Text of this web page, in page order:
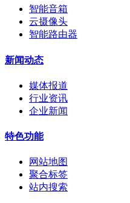
智能音箱
云摄像头
智能路由器
新闻动态
媒体报道
行业资讯
企业新闻
特色功能
网站地图
聚合标签
站内搜索